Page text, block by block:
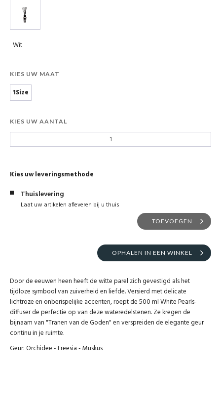
Wit
KIES UW MAAT
1Size
KIES UW AANTAL
Kies uw leveringsmethode
Thuislevering
Laat uw artikelen afleveren bij u thuis
TOEVOEGEN
OPHALEN IN EEN WINKEL
Door de eeuwen heen heeft de witte parel zich gevestigd als het
tijdloze symbool van zuiverheid en liefde. Versierd met delicate
lichtroze en onberispelijke accenten, roept de 500 ml White Pearls-
diffuser de perfectie op van deze wateredelstenen. Ze kregen de
bijnaam van "Tranen van de Goden" en verspreiden de elegante geur
continu in je ruimte.
Geur: Orchidee - Freesia - Muskus